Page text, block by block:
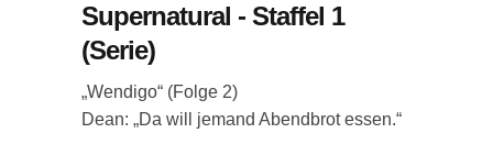
Supernatural - Staffel 1
(Serie)
„Wendigo“ (Folge 2)
Dean: „Da will jemand Abendbrot essen.“